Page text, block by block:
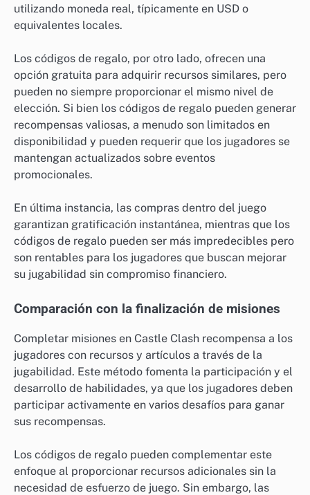
utilizando moneda real, típicamente en USD o
equivalentes locales.
Los códigos de regalo, por otro lado, ofrecen una
opción gratuita para adquirir recursos similares, pero
pueden no siempre proporcionar el mismo nivel de
elección. Si bien los códigos de regalo pueden generar
recompensas valiosas, a menudo son limitados en
disponibilidad y pueden requerir que los jugadores se
mantengan actualizados sobre eventos
promocionales.
En última instancia, las compras dentro del juego
garantizan gratificación instantánea, mientras que los
códigos de regalo pueden ser más impredecibles pero
son rentables para los jugadores que buscan mejorar
su jugabilidad sin compromiso financiero.
Comparación con la finalización de misiones
Completar misiones en Castle Clash recompensa a los
jugadores con recursos y artículos a través de la
jugabilidad. Este método fomenta la participación y el
desarrollo de habilidades, ya que los jugadores deben
participar activamente en varios desafíos para ganar
sus recompensas.
Los códigos de regalo pueden complementar este
enfoque al proporcionar recursos adicionales sin la
necesidad de esfuerzo de juego. Sin embargo, las